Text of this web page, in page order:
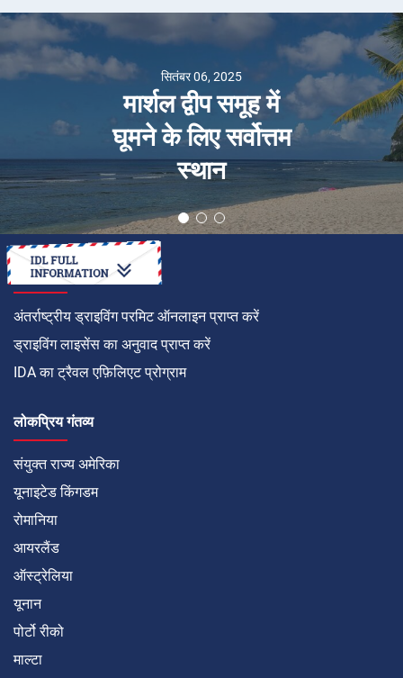
सितंबर 06, 2025
मार्शल द्वीप समूह में
घूमने के लिए सर्वोत्तम
स्थान
कैसे करें
अंतर्राष्ट्रीय ड्राइविंग परमिट ऑनलाइन प्राप्त करें
ड्राइविंग लाइसेंस का अनुवाद प्राप्त करें
IDA का ट्रैवल एफ़िलिएट प्रोग्राम
लोकप्रिय गंतव्य
संयुक्त राज्य अमेरिका
यूनाइटेड किंगडम
रोमानिया
आयरलैंड
ऑस्ट्रेलिया
यूनान
पोर्टो रीको
माल्टा